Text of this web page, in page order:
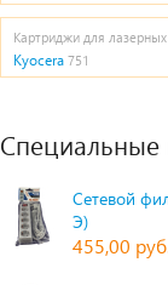
Картриджи для лазерных
Kyocera 751
Специальные
Сетевой
Э)
455,00